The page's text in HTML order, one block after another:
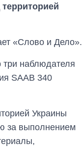
«Слово и Дело».
три наблюдателя
SAAB 340
Украины
за выполнением